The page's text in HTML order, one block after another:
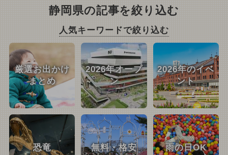
静岡県の記事を絞り込む
人気キーワードで絞り込む
厳選お出かけ
まとめ
2026年オープ
ン
2026年のイベ
ント
恐竜 無料・格安 雨の日OK